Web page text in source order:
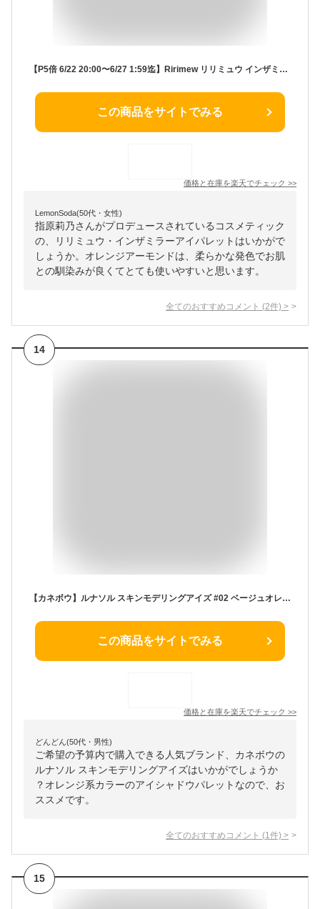
【P5倍 6/22 20:00〜6/27 1:59迄】Ririmew リリミュウ インザミラーアイパレット 指原莉乃プロデュースコスメ
この商品をサイトでみる
価格と在庫を楽天でチェック >>
LemonSoda(50代・女性)
指原莉乃さんがプロデュースされているコスメティック
の、リリミュウ・インザミラーアイパレットはいかがで
しょうか。オレンジアーモンドは、柔らかな発色でお肌
との馴染みが良くてとても使いやすいと思います。
全てのおすすめコメント (2件) >
14
【カネボウ】ルナソル スキンモデリングアイズ #02 ベージュオレンジ
この商品をサイトでみる
価格と在庫を楽天でチェック >>
どんどん(50代・男性)
ご希望の予算内で購入できる人気ブランド、カネボウの
ルナソル スキンモデリングアイズはいかがでしょうか
？オレンジ系カラーのアイシャドウパレットなので、お
ススメです。
全てのおすすめコメント (1 件) >
15